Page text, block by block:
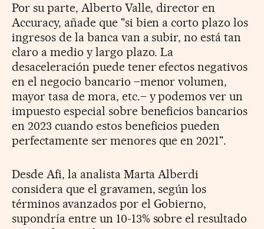
Por su parte, Alberto Valle, director en
Accuracy, añade que "si bien a corto plazo los
ingresos de la banca van a subir, no está tan
claro a medio y largo plazo. La
desaceleración puede tener efectos negativos
en el negocio bancario –menor volumen,
mayor tasa de mora, etc.– y podemos ver un
impuesto especial sobre beneficios bancarios
en 2023 cuando estos beneficios pueden
perfectamente ser menores que en 2021".
Desde Afi, la analista Marta Alberdi
considera que el gravamen, según los
términos avanzados por el Gobierno,
supondría entre un 10-13% sobre el resultado